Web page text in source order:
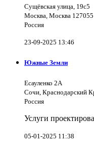
Сущёвская улица, 19с5
Москва, Москва 127055
Россия
23-09-2025 13:46
Южные Земли
Есауленко 2А
Сочи, Краснодарский
Россия
Услуги
05-01-2025 11:38